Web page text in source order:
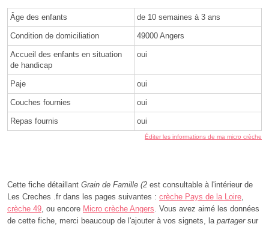
Âge des enfants de 10 semaines à 3 ans
Condition de domiciliation 49000 Angers
Accueil des enfants en situation
de handicap
oui
Paje oui
Couches fournies oui
Repas fournis oui
Éditer les informations de ma micro crèche
Cette fiche détaillant Grain de Famille (2 est consultable à l'intérieur de
Les Creches .fr dans les pages suivantes : crèche Pays de la Loire
crèche 49 , ou encore Micro crèche Angers . Vous avez aimé les données
de cette fiche, merci beaucoup de l'ajouter à vos signets, la partagersur